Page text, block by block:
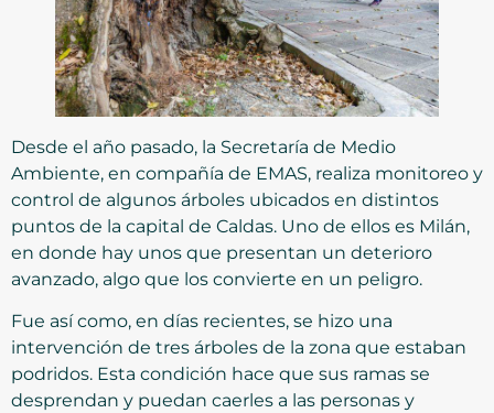
Desde el año pasado, la Secretaría de Medio
Ambiente, en compañía de EMAS, realiza monitoreo y
control de algunos árboles ubicados en distintos
puntos de la capital de Caldas. Uno de ellos es Milán,
en donde hay unos que presentan un deterioro
avanzado, algo que los convierte en un peligro.
Fue así como, en días recientes, se hizo una
intervención de tres árboles de la zona que estaban
podridos. Esta condición hace que sus ramas se
desprendan y puedan caerles a las personas y